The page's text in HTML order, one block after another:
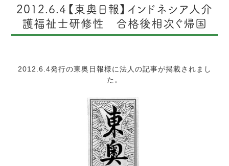
2012.6.4【東奥日報】インドネシア人介
護福祉士研修性 合格後相次ぐ帰国
2012.6.4発行の東奥日報様に法人の記事が掲載されまし
た。